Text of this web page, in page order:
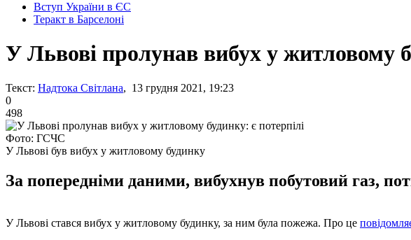
Вступ України в ЄС
Теракт в Барселоні
У Львові пролунав вибух у житловому
Текст: Надтока Світлана, 13 грудня 2021, 19:23
0
498
Фото: ГСЧС
У Львові був вибух у житловому будинку
За попередніми даними, вибухнув побутовий газ,
У Львові стався вибух у житловому будинку, за ним була пожежа. Про це